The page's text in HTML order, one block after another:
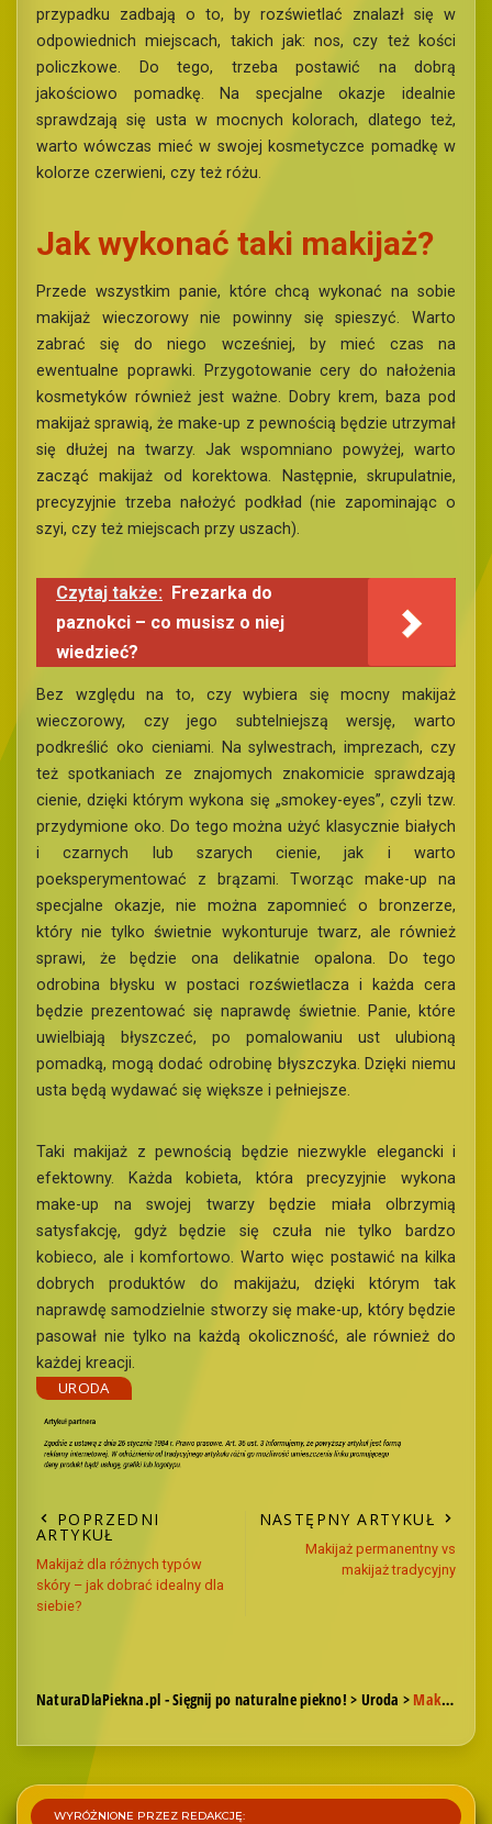
przypadku zadbają o to, by rozświetlać znalazł się w
odpowiednich miejscach, takich jak: nos, czy też kości
policzkowe. Do tego, trzeba postawić na dobrą
jakościowo pomadkę. Na specjalne okazje idealnie
sprawdzają się usta w mocnych kolorach, dlatego też,
warto wówczas mieć w swojej kosmetyczce pomadkę w
kolorze czerwieni, czy też różu.
Jak wykonać taki makijaż?
Przede wszystkim panie, które chcą wykonać na sobie
makijaż wieczorowy nie powinny się spieszyć. Warto
zabrać się do niego wcześniej, by mieć czas na
ewentualne poprawki. Przygotowanie cery do nałożenia
kosmetyków również jest ważne. Dobry krem, baza pod
makijaż sprawią, że make-up z pewnością będzie utrzymał
się dłużej na twarzy. Jak wspomniano powyżej, warto
zacząć makijaż od korektowa. Następnie, skrupulatnie,
precyzyjnie trzeba nałożyć podkład (nie zapominając o
szyi, czy też miejscach przy uszach).
Czytaj także: Frezarka do
paznokci – co musisz o niej
wiedzieć?
Bez względu na to, czy wybiera się mocny makijaż
wieczorowy, czy jego subtelniejszą wersję, warto
podkreślić oko cieniami. Na sylwestrach, imprezach, czy
też spotkaniach ze znajomych znakomicie sprawdzają
cienie, dzięki którym wykona się „smokey-eyes”, czyli tzw.
przydymione oko. Do tego można użyć klasycznie białych
i czarnych lub szarych cienie, jak i warto
poeksperymentować z brązami. Tworząc make-up na
specjalne okazje, nie można zapomnieć o bronzerze,
który nie tylko świetnie wykonturuje twarz, ale również
sprawi, że będzie ona delikatnie opalona. Do tego
odrobina błysku w postaci rozświetlacza i każda cera
będzie prezentować się naprawdę świetnie. Panie, które
uwielbiają błyszczeć, po pomalowaniu ust ulubioną
pomadką, mogą dodać odrobinę błyszczyka. Dzięki niemu
usta będą wydawać się większe i pełniejsze.
Taki makijaż z pewnością będzie niezwykle elegancki i
efektowny. Każda kobieta, która precyzyjnie wykona
make-up na swojej twarzy będzie miała olbrzymią
satysfakcję, gdyż będzie się czuła nie tylko bardzo
kobieco, ale i komfortowo. Warto więc postawić na kilka
dobrych produktów do makijażu, dzięki którym tak
naprawdę samodzielnie stworzy się make-up, który będzie
pasował nie tylko na każdą okoliczność, ale również do
każdej kreacji.
URODA
POPRZEDNI
ARTYKUŁ
Makijaż dla różnych typów
skóry – jak dobrać idealny dla
siebie?
NASTĘPNY ARTYKUŁ
Makijaż permanentny vs
makijaż tradycyjny
NaturaDlaPiekna.pl - Sięgnij po naturalne piekno! > Uroda > Makijaż wieczorowy krok po kroku – jak go wykonać samodzielnie w swoim domu?
WYRÓŻNIONE PRZEZ REDAKCJĘ: